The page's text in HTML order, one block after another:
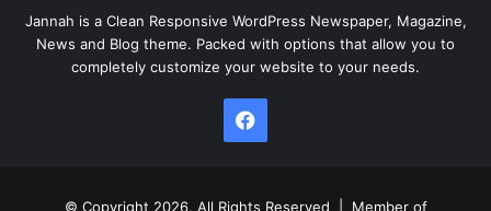
Jannah is a Clean Responsive WordPress Newspaper, Magazine,
News and Blog theme. Packed with options that allow you to
completely customize your website to your needs.
© Copyright 2026, All Rights Reserved | Member of